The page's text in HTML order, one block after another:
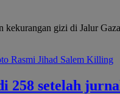
gizi di Jalur
258 setelah